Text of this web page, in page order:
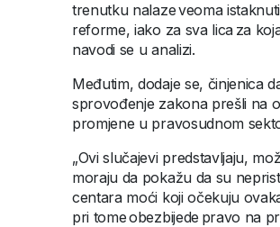
trenutku nalaze veoma
reforme, iako za sva lica za
navodi se u analizi.
Međutim, dodaje se, činjenica
sprovođenje zakona prešli na
promjene u pravosudnom
„Ovi slučajevi predstavljaju,
moraju da pokažu da su
centara moći koji očekuju
pri tome obezbijede pravo na